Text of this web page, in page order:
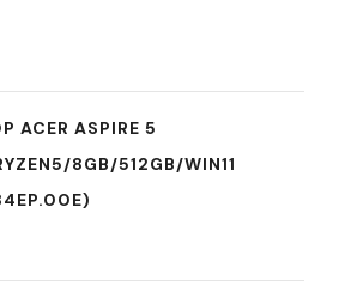
ACER ASPIRE 5
8GB/512GB/WIN11